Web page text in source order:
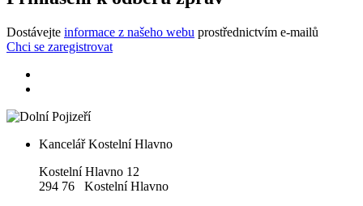
Dostávejte informace z našeho webu prostřednictvím e-mailů
Chci se zaregistrovat
Kancelář Kostelní Hlavno
Kostelní Hlavno 12
294 76 Kostelní Hlavno